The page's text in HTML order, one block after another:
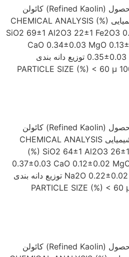
نسخه pdf (PRODUCT) محصول (Refined Kaolin) کائولن
فرآوری شده KCR آنالیز شیمیایی CHEMICAL ANALYSIS (%)
SiO2 69±1 Al2O3 22±1 Fe2O3
CaO 0.34±0.03 MgO
0.35±0.03 SO3 Trace L.O.I 5.5±0.5 توزیع دانه بندی
PARTICLE SIZE (%) < 60 µ
نسخه pdf (PRODUCT) محصول (Refined Kaolin) کائولن
فرآوری شده KCCZ آنالیز شیمیایی CHEMICAL ANALYSIS
(%) SiO2 64±1 Al2O3
0.37±0.03 CaO 0.12±0.02
Na2O 0.22±0.02 SO3 Trace L.O.I 7.5±0.5 توزیع دانه بندی
PARTICLE SIZE (%) <
نسخه pdf (PRODUCT) محصول (Refined Kaolin) کائولن